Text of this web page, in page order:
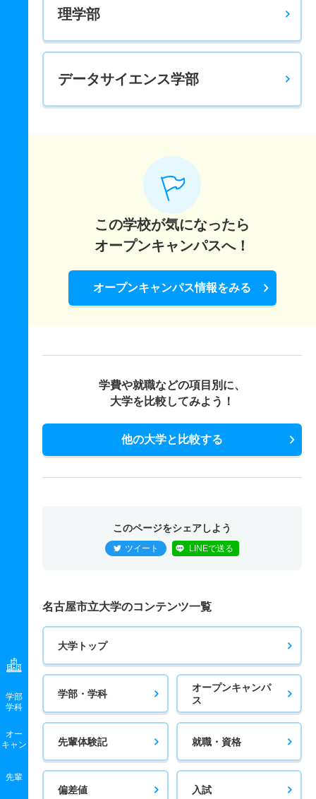
学部
学科
オー
キャン
先輩
理学部
データサイエンス学部
この学校が気になったら
オープンキャンパスへ！
オープンキャンパス情報をみる
学費や就職などの項目別に、
大学を比較してみよう！
他の大学と比較する
このページをシェアしよう
ツイート LINEで送る
名古屋市立大学のコンテンツ一覧
大学トップ
学部・学科
オープンキャンパ
ス
先輩体験記 就職・資格
偏差値 入試